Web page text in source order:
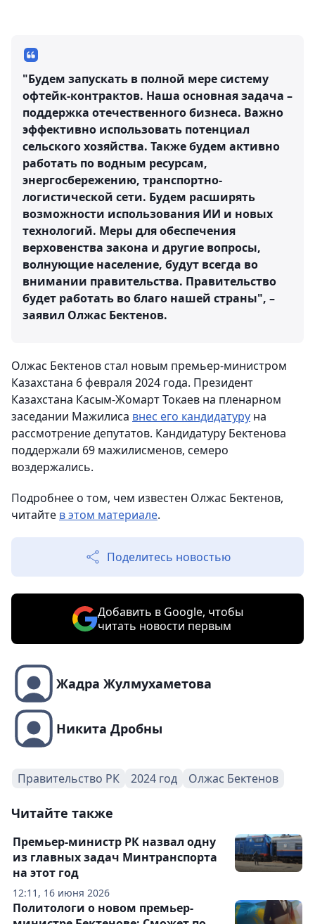
"Будем запускать в полной мере систему
офтейк-контрактов. Наша основная задача –
поддержка отечественного бизнеса. Важно
эффективно использовать потенциал
сельского хозяйства. Также будем активно
работать по водным ресурсам,
энергосбережению, транспортно-
логистической сети. Будем расширять
возможности использования ИИ и новых
технологий. Меры для обеспечения
верховенства закона и другие вопросы,
волнующие население, будут всегда во
внимании правительства. Правительство
будет работать во благо нашей страны", –
заявил Олжас Бектенов.
Олжас Бектенов стал новым премьер-министром
Казахстана 6 февраля 2024 года. Президент
Казахстана Касым-Жомарт Токаев на пленарном
заседании Мажилиса внес его кандидатуру на
рассмотрение депутатов. Кандидатуру Бектенова
поддержали 69 мажилисменов, семеро
воздержались.
Подробнее о том, чем известен Олжас Бектенов,
читайте в этом материале.
Поделитесь новостью
Добавить в Google, чтобы
читать новости первым
Жадра Жулмухаметова
Никита Дробны
Правительство РК 2024 год Олжас Бектенов
Читайте также
12:11, 16 июня 2026
Премьер-министр РК назвал одну
из главных задач Минтранспорта
на этот год
Политологи о новом премьер-